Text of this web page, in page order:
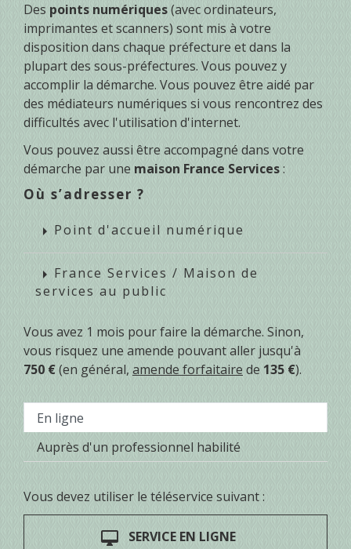
Des points numériques(avec ordinateurs,
imprimantes et scanners) sont mis à votre
disposition dans chaque préfecture et dans la
plupart des sous-préfectures. Vous pouvez y
accomplir la démarche. Vous pouvez être aidé par
des médiateurs numériques si vous rencontrez des
difficultés avec l'utilisation d'internet.
Vous pouvez aussi être accompagné dans votre
démarche par une maison France Services:
Où s’adresser ?
arrow_right Point d'accueil numérique
arrow_right France Services / Maison de
services au public
Vous avez 1 mois pour faire la démarche. Sinon,
vous risquez une amende pouvant aller jusqu'à
750 €(en général, amende forfaitaire de 135 €).
En ligne
Auprès d'un professionnel habilité
Vous devez utiliser le téléservice suivant :
desktop_mac SERVICE EN LIGNE